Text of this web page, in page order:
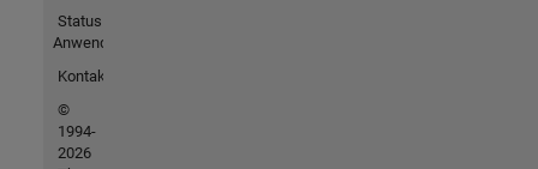
Status von
Anwendungen
Kontakt
©
1994-
2026